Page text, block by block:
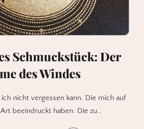
Schmuckstück: Der
des Windes
nicht vergessen kann. Die mich auf
beeindruckt haben. Die zu…